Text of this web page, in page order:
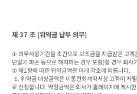
제 37 조 (위약금 납부 의무)
① 의무사용기간을 조건으로 보조금을 지급받은 고
단말기 파손 등으로 해지하는 경우 포함)할 경우 회
② 제1항에 따른 위약금액은 아래 각호에 따릅니다.
로 산정합니다. 약정금액은 회사가 홈페이지에 게시